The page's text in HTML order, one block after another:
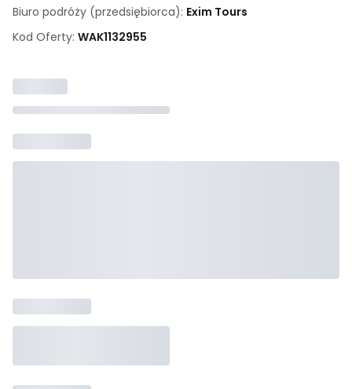
Biuro podróży (przedsiębiorca): Exim Tours
Kod Oferty: WAK1132955